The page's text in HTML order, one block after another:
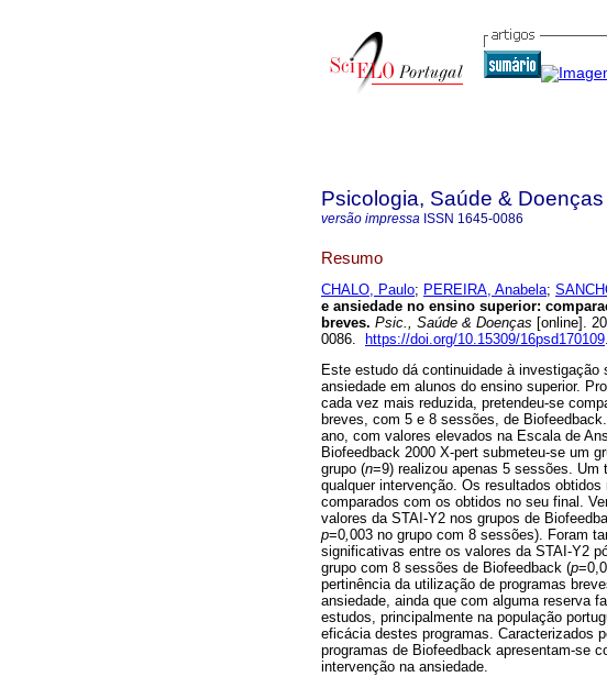
Psicologia, Saúde & Doenças
versão impressa ISSN 1645-0086
Resumo
CHALO, Paulo; PEREIRA, Anabela;
e ansiedade no ensino superior:
breves. Psic., Saúde & Doenças [online].
0086.
https://doi.org/10.15309/16psd170109.
Este estudo dá continuidade à
ansiedade em alunos do ensino superior.
cada vez mais reduzida, pretendeu-se
breves, com 5 e 8 sessões, de
ano, com valores elevados na Escala de
Biofeedback 2000 X-pert submeteu-se um
grupo (n=9) realizou apenas 5 sessões. Um
qualquer intervenção. Os resultados
comparados com os obtidos no seu final.
valores da STAI-Y2 nos grupos de
p=0,003 no grupo com 8 sessões). Foram
significativas entre os valores da STAI-Y2
grupo com 8 sessões de Biofeedback (p
pertinência da utilização de programas
ansiedade, ainda que com alguma reserva
estudos, principalmente na população
eficácia destes programas. Caracterizados
programas de Biofeedback apresentam-se
intervenção na ansiedade.